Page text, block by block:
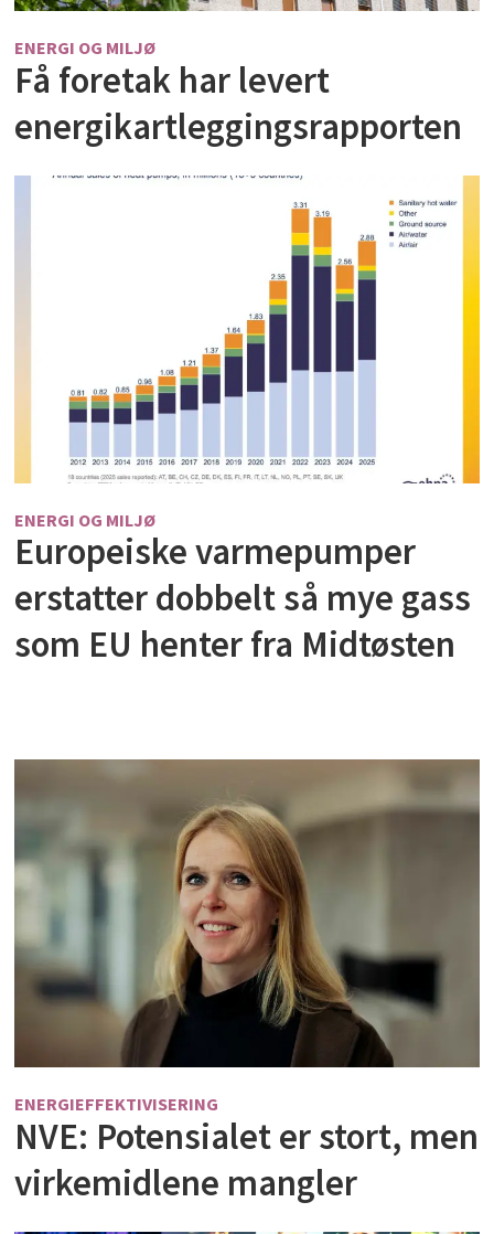
ENERGI OG MILJØ
Få foretak har levert
energikartleggingsrapporten
ENERGI OG MILJØ
Europeiske varmepumper
erstatter dobbelt så mye gass
som EU henter fra Midtøsten
ENERGIEFFEKTIVISERING
NVE: Potensialet er stort, men
virkemidlene mangler